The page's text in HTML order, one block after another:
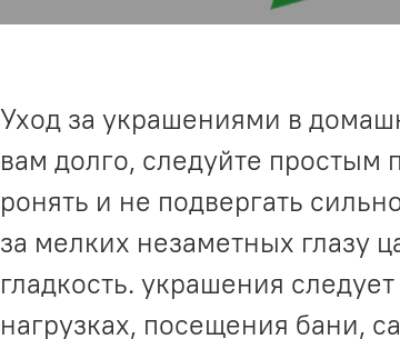
Уход за украшениями в
вам долго, следуйте
ронять и не подвергать
за мелких незаметных глазу
гладкость. украшения
нагрузках, посещения бани,